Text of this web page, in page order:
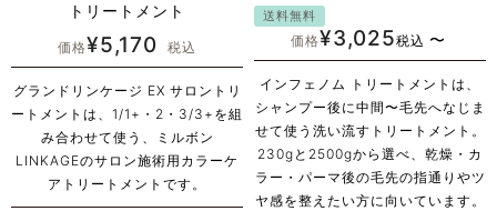
トリートメント
価格¥5,170 税込
グランドリンケージ EX サロントリ
ートメントは、1/1+・2・3/3+を組
み合わせて使う、ミルボン
LINKAGEのサロン施術用カラーケ
アトリートメントです。
送料無料
価格¥3,025税込 〜
インフェノム トリートメントは、
シャンプー後に中間〜毛先へなじま
せて使う洗い流すトリートメント。
230gと2500gから選べ、乾燥・カ
ラー・パーマ後の毛先の指通りやツ
ヤ感を整えたい方に向いています。